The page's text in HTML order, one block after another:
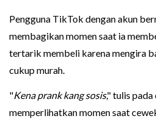
Pengguna TikTok dengan akun
membagikan momen saat ia
tertarik membeli karena mengira
cukup murah.
"Kena prank kang sosis," tulis
memperlihatkan momen saat